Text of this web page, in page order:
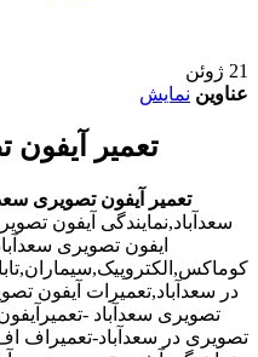
21 ژوئن
عناوین نمایش
تعمیر آیفون
تعمیر آیفون تصویری
سعدآباد,نمایندگی آیفون
ایفون تصویری
در سعدآباد,تعمیرات آیفون
تصویری سعدآباد -
تصویری در سعدآباد-تعمیراف